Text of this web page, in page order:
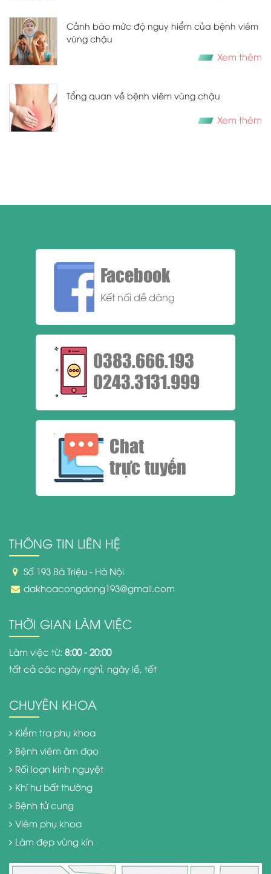
Cảnh báo mức độ nguy hiểm của bệnh viêm
vùng chậu
Xem thêm
Tổng quan về bệnh viêm vùng chậu
Xem thêm
Facebook
Kết nối dễ dàng
0383.666.193
0243.3131.999
Chat
trực tuyến
THÔNG TIN LIÊN HỆ
Số 193 Bà Triệu - Hà Nội
dakhoacongdong193@gmail.com
THỜI GIAN LÀM VIỆC
Làm việc từ: 8:00 - 20:00
tất cả các ngày nghỉ, ngày lễ, tết
CHUYÊN KHOA
Kiểm tra phụ khoa
Bệnh viêm âm đạo
Rối loạn kinh nguyệt
Khí hư bất thường
Bệnh tử cung
Viêm phụ khoa
Làm đẹp vùng kín